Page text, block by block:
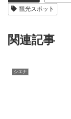
観光スポット
関連記事
シエナ